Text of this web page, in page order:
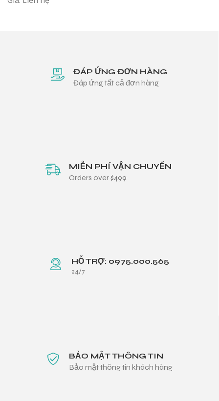
ĐÁP ỨNG ĐƠN HÀNG
Đáp ứng tất cả đơn hàng
MIỄN PHÍ VẬN CHUYỂN
Orders over $499
HỖ TRỢ: 0975.000.565
24/7
BẢO MẬT THÔNG TIN
Bảo mật thông tin khách hàng